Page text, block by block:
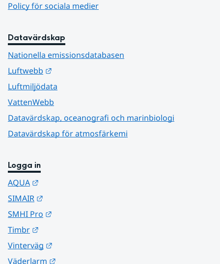
Policy för sociala medier
Datavärdskap
Nationella emissionsdatabasen
Luftwebb
Luftmiljödata
VattenWebb
Datavärdskap, oceanografi och marinbiologi
Datavärdskap för atmosfärkemi
Logga in
AQUA
SIMAIR
SMHI Pro
Timbr
Vinterväg
Väderlarm